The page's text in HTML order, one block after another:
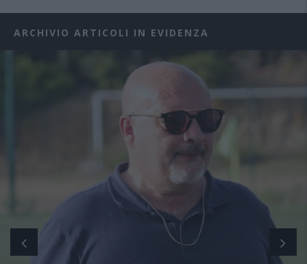
ARCHIVIO ARTICOLI IN EVIDENZA